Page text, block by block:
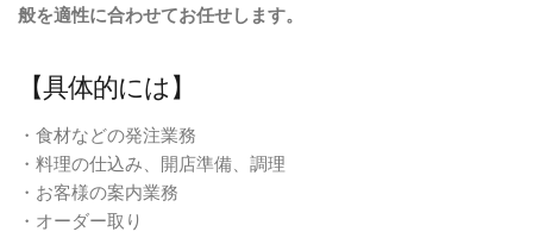
般を適性に合わせてお任せします。
【具体的には】
・食材などの発注業務
・料理の仕込み、開店準備、調理
・お客様の案内業務
・オーダー取り